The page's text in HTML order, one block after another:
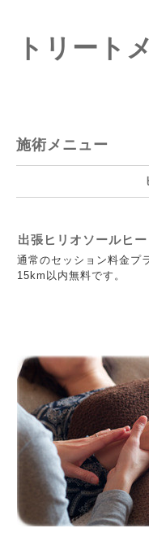
トリート
施術メニュー
出張ヒリオソールヒ
通常のセッション料金プ
15km以内無料です。